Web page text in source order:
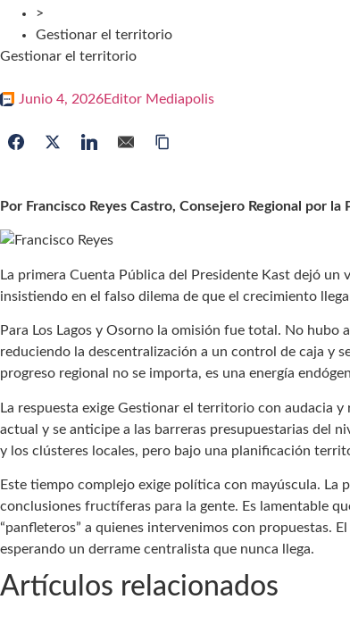
>
Gestionar el territorio
Gestionar el territorio
Junio 4, 2026Editor Mediapolis
Por Francisco Reyes Castro, Consejero Regional por la
La primera Cuenta Pública del Presidente Kast dejó un
insistiendo en el falso dilema de que el crecimiento
Para Los Lagos y Osorno la omisión fue total. No
reduciendo la descentralización a un control de caja y
progreso regional no se importa, es una energía
La respuesta exige Gestionar el territorio con audacia
actual y se anticipe a las barreras presupuestarias del
y los clústeres locales, pero bajo una planificación
Este tiempo complejo exige política con mayúscula.
conclusiones fructíferas para la gente. Es lamentable
“panfleteros” a quienes intervenimos con propuestas.
esperando un derrame centralista que nunca llega.
Artículos relacionados